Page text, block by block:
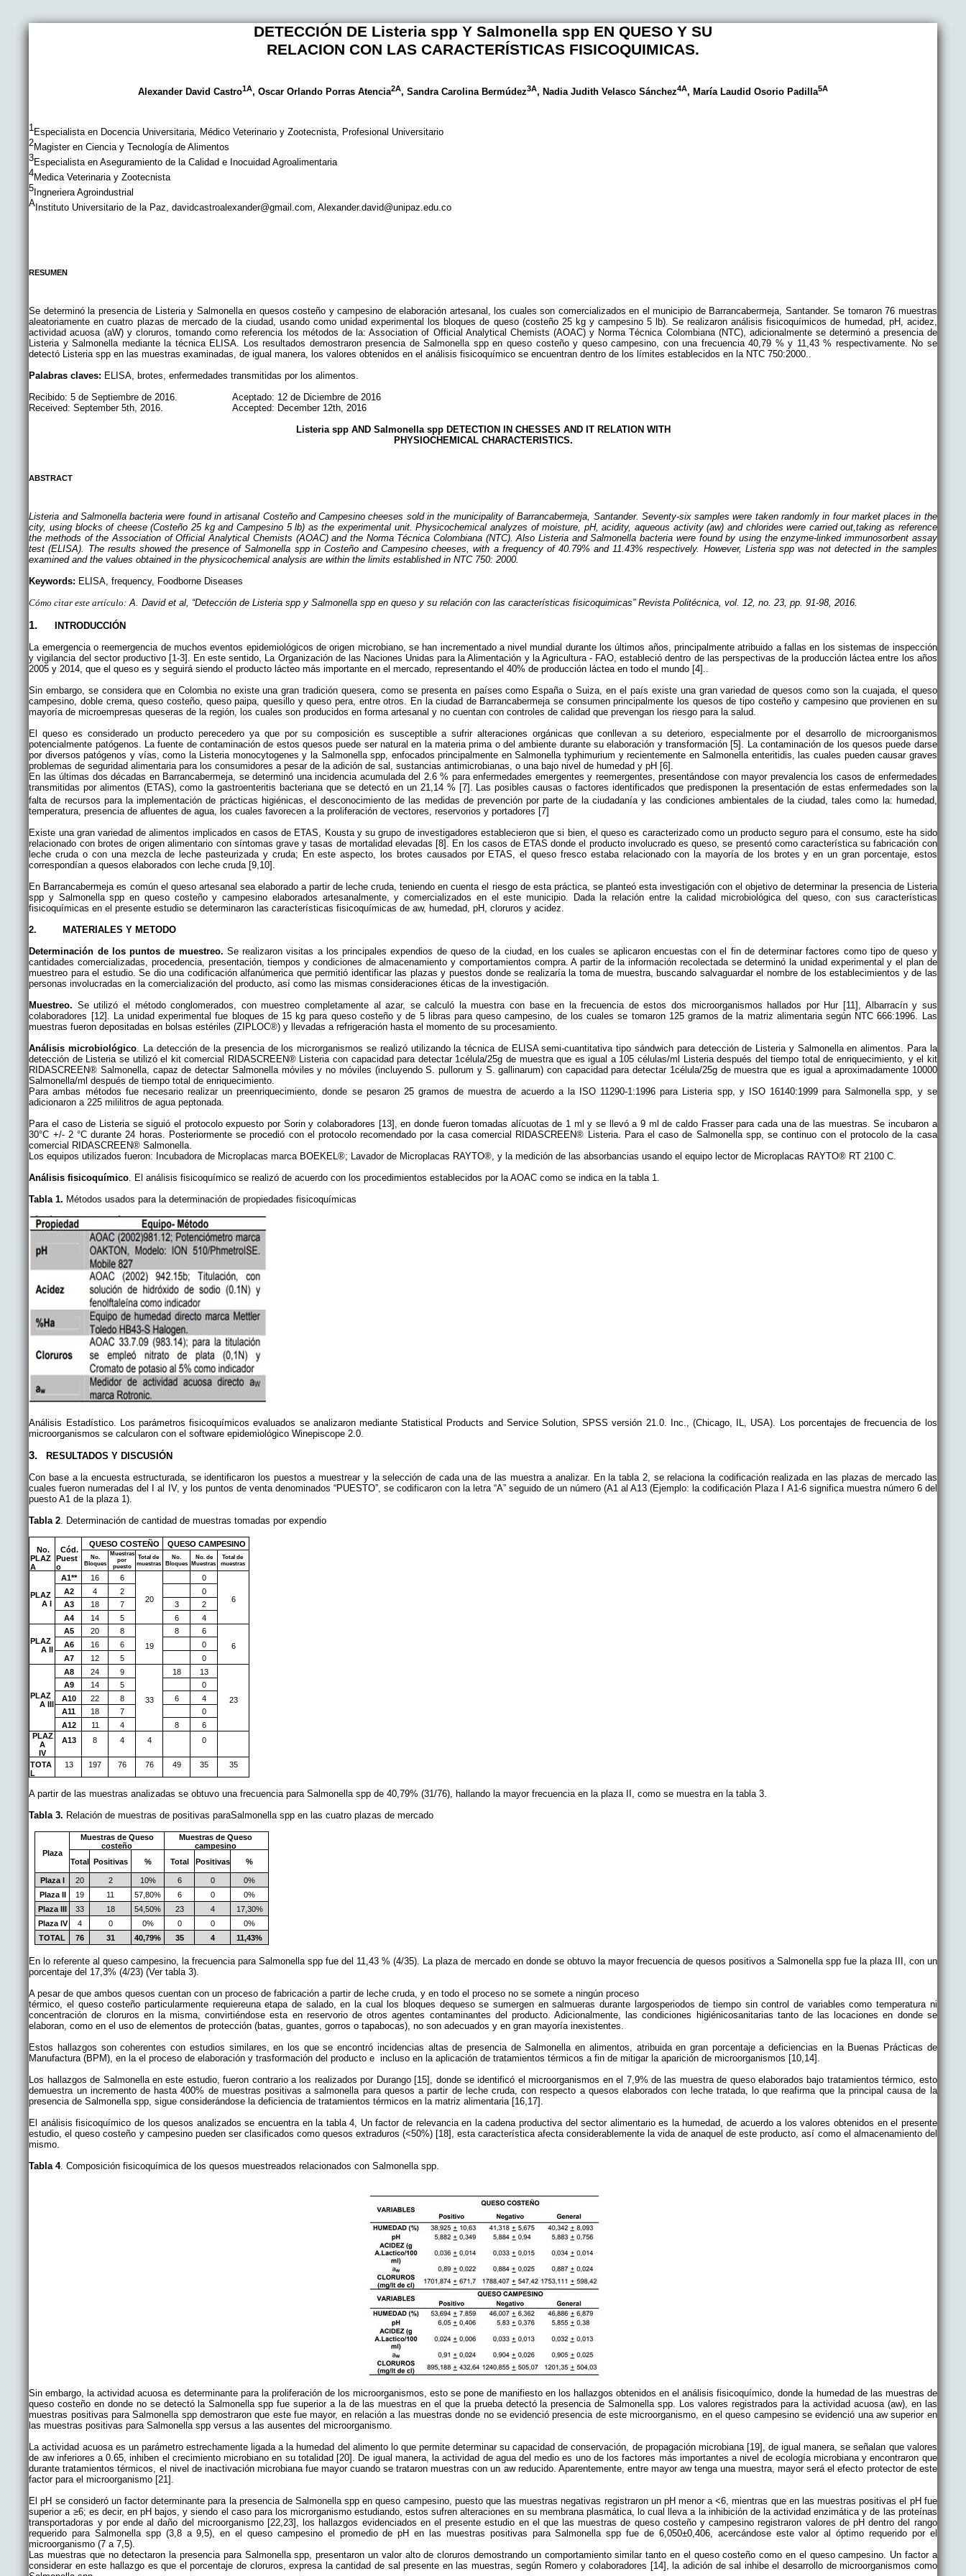
DETECCIÓN DE Listeria spp Y Salmonella spp EN QUESO Y SU
RELACION CON LAS CARACTERÍSTICAS FISICOQUIMICAS.
Alexander David Castro1A, Oscar Orlando Porras Atencia2A, Sandra Carolina Bermúdez3A, Nadia Judith Velasco Sánchez4A, María Laudid Osorio Padilla5A
1Especialista en Docencia Universitaria, Médico Veterinario y Zootecnista, Profesional Universitario
2Magister en Ciencia y Tecnología de Alimentos
3Especialista en Aseguramiento de la Calidad e Inocuidad Agroalimentaria
4Medica Veterinaria y Zootecnista
5Ingneriera Agroindustrial
AInstituto Universitario de la Paz, davidcastroalexander@gmail.com, Alexander.david@unipaz.edu.co
RESUMEN
Se determinó la presencia de Listeria y Salmonella en quesos costeño y campesino de elaboración artesanal, los cuales son comercializados en el municipio de Barrancabermeja, Santander. Se tomaron 76 muestras
aleatoriamente en cuatro plazas de mercado de la ciudad, usando como unidad experimental los bloques de queso (costeño 25 kg y campesino 5 lb). Se realizaron análisis fisicoquímicos de humedad, pH, acidez,
actividad acuosa (aW) y cloruros, tomando como referencia los métodos de la: Association of Official Analytical Chemists (AOAC) y Norma Técnica Colombiana (NTC), adicionalmente se determinó a presencia de
Listeria y Salmonella mediante la técnica ELISA. Los resultados demostraron presencia de Salmonella spp en queso costeño y queso campesino, con una frecuencia 40,79 % y 11,43 % respectivamente. No se
detectó Listeria spp en las muestras examinadas, de igual manera, los valores obtenidos en el análisis fisicoquímico se encuentran dentro de los límites establecidos en la NTC 750:2000..
Palabras claves: ELISA, brotes, enfermedades transmitidas por los alimentos.
Recibido: 5 de Septiembre de 2016. Aceptado: 12 de Diciembre de 2016
Received: September 5th, 2016. Accepted: December 12th, 2016
Listeria spp AND Salmonella spp DETECTION IN CHESSES AND IT RELATION WITH
PHYSIOCHEMICAL CHARACTERISTICS.
ABSTRACT
Listeria and Salmonella bacteria were found in artisanal Costeño and Campesino cheeses sold in the municipality of Barrancabermeja, Santander. Seventy-six samples were taken randomly in four market places in the
city, using blocks of cheese (Costeño 25 kg and Campesino 5 lb) as the experimental unit. Physicochemical analyzes of moisture, pH, acidity, aqueous activity (aw) and chlorides were carried out,taking as reference
the methods of the Association of Official Analytical Chemists (AOAC) and the Norma Técnica Colombiana (NTC). Also Listeria and Salmonella bacteria were found by using the enzyme-linked immunosorbent assay
test (ELISA). The results showed the presence of Salmonella spp in Costeño and Campesino cheeses, with a frequency of 40.79% and 11.43% respectively. However, Listeria spp was not detected in the samples
examined and the values obtained in the physicochemical analysis are within the limits established in NTC 750: 2000.
Keywords: ELISA, frequency, Foodborne Diseases
Cómo citar este artículo: A. David et al, “Detección de Listeria spp y Salmonella spp en queso y su relación con las características fisicoquimicas” Revista Politécnica, vol. 12, no. 23, pp. 91-98, 2016.
1.
INTRODUCCIÓN
La emergencia o reemergencia de muchos eventos epidemiológicos de origen microbiano, se han incrementado a nivel mundial durante los últimos años, principalmente atribuido a fallas en los sistemas de inspección
y vigilancia del sector productivo [1-3]. En este sentido, La Organización de las Naciones Unidas para la Alimentación y la Agricultura - FAO, estableció dentro de las perspectivas de la producción láctea entre los años
2005 y 2014, que el queso es y seguirá siendo el producto lácteo más importante en el mercado, representando el 40% de producción láctea en todo el mundo [4]..
Sin embargo, se considera que en Colombia no existe una gran tradición quesera, como se presenta en países como España o Suiza, en el país existe una gran variedad de quesos como son la cuajada, el queso
campesino, doble crema, queso costeño, queso paipa, quesillo y queso pera, entre otros. En la ciudad de Barrancabermeja se consumen principalmente los quesos de tipo costeño y campesino que provienen en su
mayoría de microempresas queseras de la región, los cuales son producidos en forma artesanal y no cuentan con controles de calidad que prevengan los riesgo para la salud.
El queso es considerado un producto perecedero ya que por su composición es susceptible a sufrir alteraciones orgánicas que conllevan a su deterioro, especialmente por el desarrollo de microorganismos
potencialmente patógenos. La fuente de contaminación de estos quesos puede ser natural en la materia prima o del ambiente durante su elaboración y transformación [5]. La contaminación de los quesos puede darse
por diversos patógenos y vías, como la Listeria monocytogenes y la Salmonella spp, enfocados principalmente en Salmonella typhimurium y recientemente en Salmonella enteritidis, las cuales pueden causar graves
problemas de seguridad alimentaria para los consumidores a pesar de la adición de sal, sustancias antimicrobianas, o una bajo nivel de humedad y pH [6].
En las últimas dos décadas en Barrancabermeja, se determinó una incidencia acumulada del 2.6 % para enfermedades emergentes y reemergentes, presentándose con mayor prevalencia los casos de enfermedades
transmitidas por alimentos (ETAS), como la gastroenteritis bacteriana que se detectó en un 21,14 % [7]. Las posibles causas o factores identificados que predisponen la presentación de estas enfermedades son la
falta de recursos para la implementación de prácticas higiénicas, el desconocimiento de las medidas de prevención por parte de la ciudadanía y las condiciones ambientales de la ciudad, tales como la: humedad,
temperatura, presencia de afluentes de agua, los cuales favorecen a la proliferación de vectores, reservorios y portadores [7]
Existe una gran variedad de alimentos implicados en casos de ETAS, Kousta y su grupo de investigadores establecieron que si bien, el queso es caracterizado como un producto seguro para el consumo, este ha sido
relacionado con brotes de origen alimentario con síntomas grave y tasas de mortalidad elevadas [8]. En los casos de ETAS donde el producto involucrado es queso, se presentó como característica su fabricación con
leche cruda o con una mezcla de leche pasteurizada y cruda; En este aspecto, los brotes causados por ETAS, el queso fresco estaba relacionado con la mayoría de los brotes y en un gran porcentaje, estos
correspondían a quesos elaborados con leche cruda [9,10].
En Barrancabermeja es común el queso artesanal sea elaborado a partir de leche cruda, teniendo en cuenta el riesgo de esta práctica, se planteó esta investigación con el objetivo de determinar la presencia de Listeria
spp y Salmonella spp en queso costeño y campesino elaborados artesanalmente, y comercializados en el este municipio. Dada la relación entre la calidad microbiológica del queso, con sus características
fisicoquímicas en el presente estudio se determinaron las características fisicoquímicas de aw, humedad, pH, cloruros y acidez.
2. MATERIALES Y METODO
Determinación de los puntos de muestreo. Se realizaron visitas a los principales expendios de queso de la ciudad, en los cuales se aplicaron encuestas con el fin de determinar factores como tipo de queso y
cantidades comercializadas, procedencia, presentación, tiempos y condiciones de almacenamiento y comportamientos compra. A partir de la información recolectada se determinó la unidad experimental y el plan de
muestreo para el estudio. Se dio una codificación alfanúmerica que permitió identificar las plazas y puestos donde se realizaría la toma de muestra, buscando salvaguardar el nombre de los establecimientos y de las
personas involucradas en la comercialización del producto, así como las mismas consideraciones éticas de la investigación.
Muestreo. Se utilizó el método conglomerados, con muestreo completamente al azar, se calculó la muestra con base en la frecuencia de estos dos microorganismos hallados por Hur [11], Albarracín y sus
colaboradores [12]. La unidad experimental fue bloques de 15 kg para queso costeño y de 5 libras para queso campesino, de los cuales se tomaron 125 gramos de la matriz alimentaria según NTC 666:1996. Las
muestras fueron depositadas en bolsas estériles (ZIPLOC®) y llevadas a refrigeración hasta el momento de su procesamiento.
Análisis microbiológico. La detección de la presencia de los microrganismos se realizó utilizando la técnica de ELISA semi-cuantitativa tipo sándwich para detección de Listeria y Salmonella en alimentos. Para la
detección de Listeria se utilizó el kit comercial RIDASCREEN® Listeria con capacidad para detectar 1célula/25g de muestra que es igual a 105 células/ml Listeria después del tiempo total de enriquecimiento, y el kit
RIDASCREEN® Salmonella, capaz de detectar Salmonella móviles y no móviles (incluyendo S. pullorum y S. gallinarum) con capacidad para detectar 1célula/25g de muestra que es igual a aproximadamente 10000
Salmonella/ml después de tiempo total de enriquecimiento.
Para ambas métodos fue necesario realizar un preenriquecimiento, donde se pesaron 25 gramos de muestra de acuerdo a la ISO 11290-1:1996 para Listeria spp, y ISO 16140:1999 para Salmonella spp, y se
adicionaron a 225 mililitros de agua peptonada.
Para el caso de Listeria se siguió el protocolo expuesto por Sorin y colaboradores [13], en donde fueron tomadas alícuotas de 1 ml y se llevó a 9 ml de caldo Frasser para cada una de las muestras. Se incubaron a
30°C +/- 2 °C durante 24 horas. Posteriormente se procedió con el protocolo recomendado por la casa comercial RIDASCREEN® Listeria. Para el caso de Salmonella spp, se continuo con el protocolo de la casa
comercial RIDASCREEN® Salmonella.
Los equipos utilizados fueron: Incubadora de Microplacas marca BOEKEL®; Lavador de Microplacas RAYTO®, y la medición de las absorbancias usando el equipo lector de Microplacas RAYTO® RT 2100 C.
Análisis fisicoquímico. El análisis fisicoquímico se realizó de acuerdo con los procedimientos establecidos por la AOAC como se indica en la tabla 1.
Tabla 1. Métodos usados para la determinación de propiedades fisicoquímicas
Análisis Estadístico. Los parámetros fisicoquímicos evaluados se analizaron mediante Statistical Products and Service Solution, SPSS versión 21.0. Inc., (Chicago, IL, USA). Los porcentajes de frecuencia de los
microorganismos se calcularon con el software epidemiológico Winepiscope 2.0.
3.
RESULTADOS Y DISCUSIÓN
Con base a la encuesta estructurada, se identificaron los puestos a muestrear y la selección de cada una de las muestra a analizar. En la tabla 2, se relaciona la codificación realizada en las plazas de mercado las
cuales fueron numeradas del I al IV, y los puntos de venta denominados “PUESTO”, se codificaron con la letra “A” seguido de un número (A1 al A13 (Ejemplo: la codificación Plaza I A1-6 significa muestra número 6 del
puesto A1 de la plaza 1).
Tabla 2. Determinación de cantidad de muestras tomadas por expendio
No.
PLAZ
A
Cód.
Puest
o
QUESO COSTEÑO QUESO CAMPESINO
No.
Bloques
Muestras
por
puesto
Total de
muestras
No.
Bloques
No. de
Muestras
Total de
muestras
PLAZ
A I
A1** 16 6
20
0
6
A2 4 2
0
A3
18 7 3
2
A4
14 5 6 4
PLAZ
A II
A5 20
8
19
8
6
6
A6 16 6
0
A7
12 5 0
PLAZ
A III
A8 24 9
33
18 13
23
A9 14 5
0
A10
22 8 6
4
A11
18 7
0
A12
11 4 8
6
PLAZ
A
IV
A13 8 4 4 0
TOTA
L
13 197 76 76 49 35 35
A partir de las muestras analizadas se obtuvo una frecuencia para Salmonella spp de 40,79% (31/76), hallando la mayor frecuencia en la plaza II, como se muestra en la tabla 3.
Tabla 3. Relación de muestras de positivas paraSalmonella spp en las cuatro plazas de mercado
Plaza
Muestras de Queso
costeño
Muestras de Queso
campesino
Total Positivas % Total Positivas %
Plaza I 20 2 10% 6 0
0%
Plaza II
19 11 57,80% 6 0
0%
Plaza III
33 18 54,50% 23 4
17,30%
Plaza IV
4 0 0% 0 0
0%
TOTAL
76 31 40,79% 35 4 11,43%
En lo referente al queso campesino, la frecuencia para Salmonella spp fue del 11,43 % (4/35). La plaza de mercado en donde se obtuvo la mayor frecuencia de quesos positivos a Salmonella spp fue la plaza III, con un
porcentaje del 17,3% (4/23) (Ver tabla 3).
A pesar de que ambos quesos cuentan con un proceso de fabricación a partir de leche cruda, y en todo el proceso no se somete a ningún proceso
térmico, el queso costeño particularmente requiereuna etapa de salado, en la cual los bloques dequeso se sumergen en salmueras durante largosperiodos de tiempo sin control de variables como temperatura ni
concentración de cloruros en la misma, convirtiéndose esta en reservorio de otros agentes contaminantes del producto. Adicionalmente, las condiciones higiénicosanitarias tanto de las locaciones en donde se
elaboran, como en el uso de elementos de protección (batas, guantes, gorros o tapabocas), no son adecuados y en gran mayoría inexistentes.
Estos hallazgos son coherentes con estudios similares, en los que se encontró incidencias altas de presencia de Salmonella en alimentos, atribuida en gran porcentaje a deficiencias en la Buenas Prácticas de
Manufactura (BPM), en la el proceso de elaboración y trasformación del producto e incluso en la aplicación de tratamientos térmicos a fin de mitigar la aparición de microorganismos [10,14].
Los hallazgos de Salmonella en este estudio, fueron contrario a los realizados por Durango [15], donde se identificó el microorganismos en el 7,9% de las muestra de queso elaborados bajo tratamientos térmico, esto
demuestra un incremento de hasta 400% de muestras positivas a salmonella para quesos a partir de leche cruda, con respecto a quesos elaborados con leche tratada, lo que reafirma que la principal causa de la
presencia de Salmonella spp, sigue considerándose la deficiencia de tratamientos térmicos en la matriz alimentaria [16,17].
El análisis fisicoquímico de los quesos analizados se encuentra en la tabla 4, Un factor de relevancia en la cadena productiva del sector alimentario es la humedad, de acuerdo a los valores obtenidos en el presente
estudio, el queso costeño y campesino pueden ser clasificados como quesos extraduros (<50%) [18], esta característica afecta considerablemente la vida de anaquel de este producto, así como el almacenamiento del
mismo.
Tabla 4. Composición fisicoquímica de los quesos muestreados relacionados con Salmonella spp.
Sin embargo, la actividad acuosa es determinante para la proliferación de los microorganismos, esto se pone de manifiesto en los hallazgos obtenidos en el análisis fisicoquímico, donde la humedad de las muestras de
queso costeño en donde no se detectó la Salmonella spp fue superior a la de las muestras en el que la prueba detectó la presencia de Salmonella spp. Los valores registrados para la actividad acuosa (aw), en las
muestras positivas para Salmonella spp demostraron que este fue mayor, en relación a las muestras donde no se evidenció presencia de este microorganismo, en el queso campesino se evidenció una aw superior en
las muestras positivas para Salmonella spp versus a las ausentes del microorganismo.
La actividad acuosa es un parámetro estrechamente ligada a la humedad del alimento lo que permite determinar su capacidad de conservación, de propagación microbiana [19], de igual manera, se señalan que valores
de aw inferiores a 0.65, inhiben el crecimiento microbiano en su totalidad [20]. De igual manera, la actividad de agua del medio es uno de los factores más importantes a nivel de ecología microbiana y encontraron que
durante tratamientos térmicos, el nivel de inactivación microbiana fue mayor cuando se trataron muestras con un aw reducido. Aparentemente, entre mayor aw tenga una muestra, mayor será el efecto protector de este
factor para el microorganismo [21].
El pH se consideró un factor determinante para la presencia de Salmonella spp en queso campesino, puesto que las muestras negativas registraron un pH menor a <6, mientras que en las muestras positivas el pH fue
superior a ≥6; es decir, en pH bajos, y siendo el caso para los microrganismo estudiando, estos sufren alteraciones en su membrana plasmática, lo cual lleva a la inhibición de la actividad enzimática y de las proteínas
transportadoras y por ende al daño del microorganismo [22,23], los hallazgos evidenciados en el presente estudio en el que las muestras de queso costeño y campesino registraron valores de pH dentro del rango
requerido para Salmonella spp (3,8 a 9,5), en el queso campesino el promedio de pH en las muestras positivas para Salmonella spp fue de 6,050±0,406, acercándose este valor al óptimo requerido por el
microorganismo (7 a 7,5).
Las muestras que no detectaron la presencia para Salmonella spp, presentaron un valor alto de cloruros demostrando un comportamiento similar tanto en el queso costeño como en el queso campesino. Un factor a
considerar en este hallazgo es que el porcentaje de cloruros, expresa la cantidad de sal presente en las muestras, según Romero y colaboradores [14], la adición de sal inhibe el desarrollo de microorganismos como